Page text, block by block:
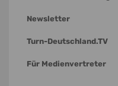
Newsletter
Turn-Deutschland.TV
Für Medienvertreter